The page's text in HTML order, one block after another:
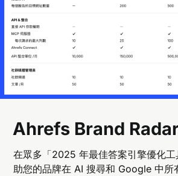
Ahrefs Brand
在眾多「2025 年最佳答案引擎優化
助您的品牌在 AI 搜尋和 Google 中所